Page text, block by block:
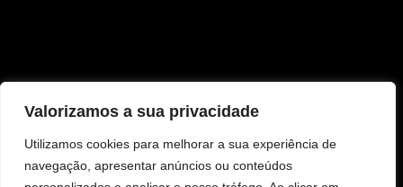
Valorizamos a sua privacidade
Utilizamos cookies para melhorar a sua experiência de
navegação, apresentar anúncios ou conteúdos